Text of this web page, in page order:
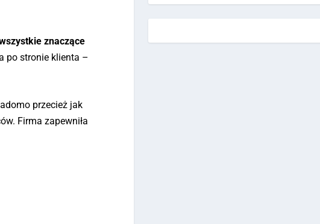
znaczące
po stronie klienta –
przecież jak
Firma zapewniła